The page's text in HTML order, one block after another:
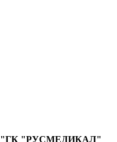
"ГК "РУСМЕДИКАЛ"